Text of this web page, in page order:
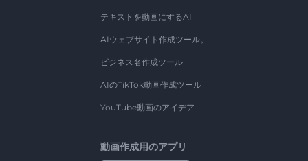
テキストを動画にするAI
AIウェブサイト作成ツール。
ビジネス名作成ツール
AIのTikTok動画作成ツール
YouTube動画のアイデア
動画作成用のアプリ